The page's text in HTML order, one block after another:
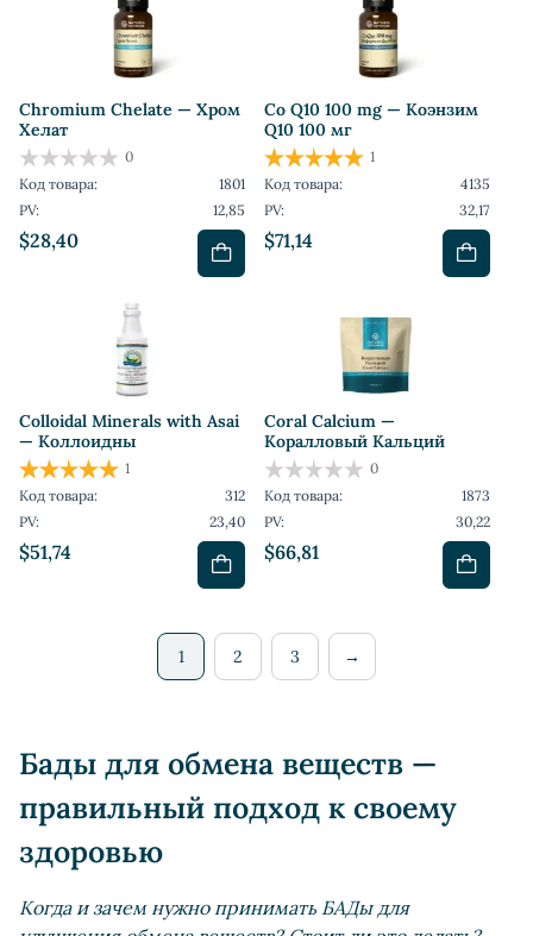
Chromium Chelate — Хром
Хелат
$28,40
0
Код товара:
1801
PV:
12,85
Co Q10 100 mg — Коэнзим
Q10 100 мг
$71,14
1
Код товара:
4135
PV:
32,17
Colloidal Minerals with Asai
— Коллоидны
$51,74
1
Код товара:
312
PV:
23,40
Coral Calcium —
Коралловый Кальций
$66,81
0
Код товара:
1873
PV:
30,22
1 2 3 →
Бады для обмена веществ —
правильный подход к своему
здоровью
Когда и зачем нужно принимать БАДы для